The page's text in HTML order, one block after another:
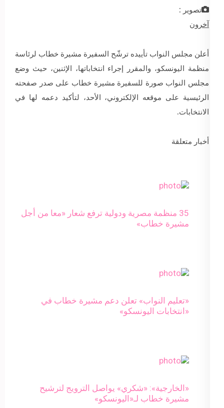
تصوير :
آخرون
أعلن مجلس النواب تأييده ترشّح السفيرة مشيرة خطاب لرئاسة
منظمة اليونسكو، والمقرر إجراء انتخاباتها، الإثنين، حيث وضع
مجلس النواب صورة للسفيرة مشيرة خطاب على صدر صفحته
الرئيسية على موقعه الإلكتروني، الأحد، لتأكيد دعمه لها في
الانتخابات.
أخبار متعلقة
35 منظمة مصرية ودولية ترفع شعار «معا من أجل
مشيرة خطاب»
«تعليم النواب» تعلن دعم مشيرة خطاب في
«انتخابات اليونسكو»
«الخارجية»: «شكري» يواصل الترويج لترشيح
مشيرة خطاب لـ«اليونسكو»